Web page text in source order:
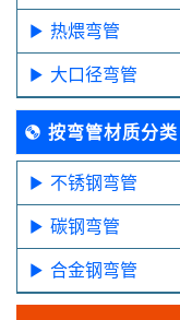
热煨弯管
大口径弯管
按弯管材质分类
不锈钢弯管
碳钢弯管
合金钢弯管